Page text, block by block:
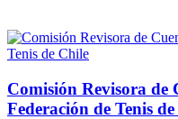
Comisión Revisora de
Federación de Tenis